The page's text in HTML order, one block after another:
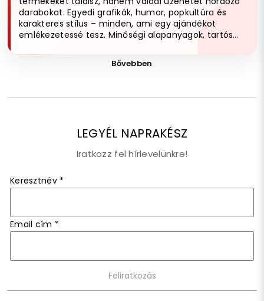
darabokat. Egyedi grafikák, humor, popkultúra és
karakteres stílus – minden, ami egy ajándékot
emlékezetessé tesz. Minőségi alapanyagok, tartós
Ha nem basic ajándékot keresel, jó helyen jársz.
Bővebben
LEGYÉL NAPRAKÉSZ
Iratkozz fel hírlevelünkre!
Keresztnév *
Email cím *